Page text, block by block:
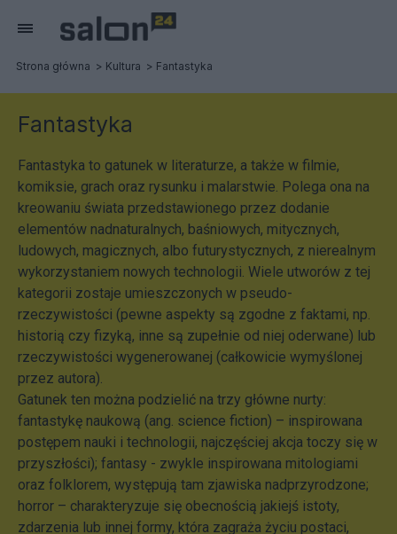
Strona główna Kultura Fantastyka
Fantastyka
Fantastyka to gatunek w literaturze, a także w filmie,
komiksie, grach oraz rysunku i malarstwie. Polega ona na
kreowaniu świata przedstawionego przez dodanie
elementów nadnaturalnych, baśniowych, mitycznych,
ludowych, magicznych, albo futurystycznych, z nierealnym
wykorzystaniem nowych technologii. Wiele utworów z tej
kategorii zostaje umieszczonych w pseudo-
rzeczywistości (pewne aspekty są zgodne z faktami, np.
historią czy fizyką, inne są zupełnie od niej oderwane) lub
rzeczywistości wygenerowanej (całkowicie wymyślonej
przez autora).
Gatunek ten można podzielić na trzy główne nurty:
fantastykę naukową (ang. science fiction) – inspirowana
postępem nauki i technologii, najczęściej akcja toczy się w
przyszłości); fantasy - zwykle inspirowana mitologiami
oraz folklorem, występują tam zjawiska nadprzyrodzone;
horror – charakteryzuje się obecnością jakiejś istoty,
zdarzenia lub innej formy, która zagraża życiu postaci,